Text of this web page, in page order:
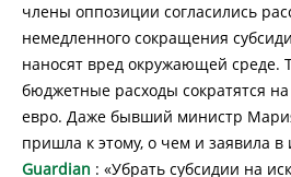
члены оппозиции согласились
немедленного сокращения
наносят вред окружающей среде.
бюджетные расходы сократятся
евро. Даже бывший министр
пришла к этому, о чем и заявила в
Guardian : «Убрать субсидии на